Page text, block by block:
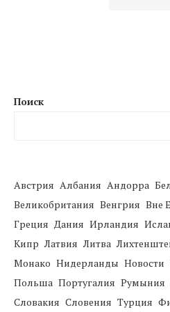
Поиск
Австрия Албания Андорра
Великобритания Венгрия Вне
Греция Дания Ирландия
Кипр Латвия Литва
Монако Нидерланды Новости
Польша Португалия Румыния
Словакия Словения Турция